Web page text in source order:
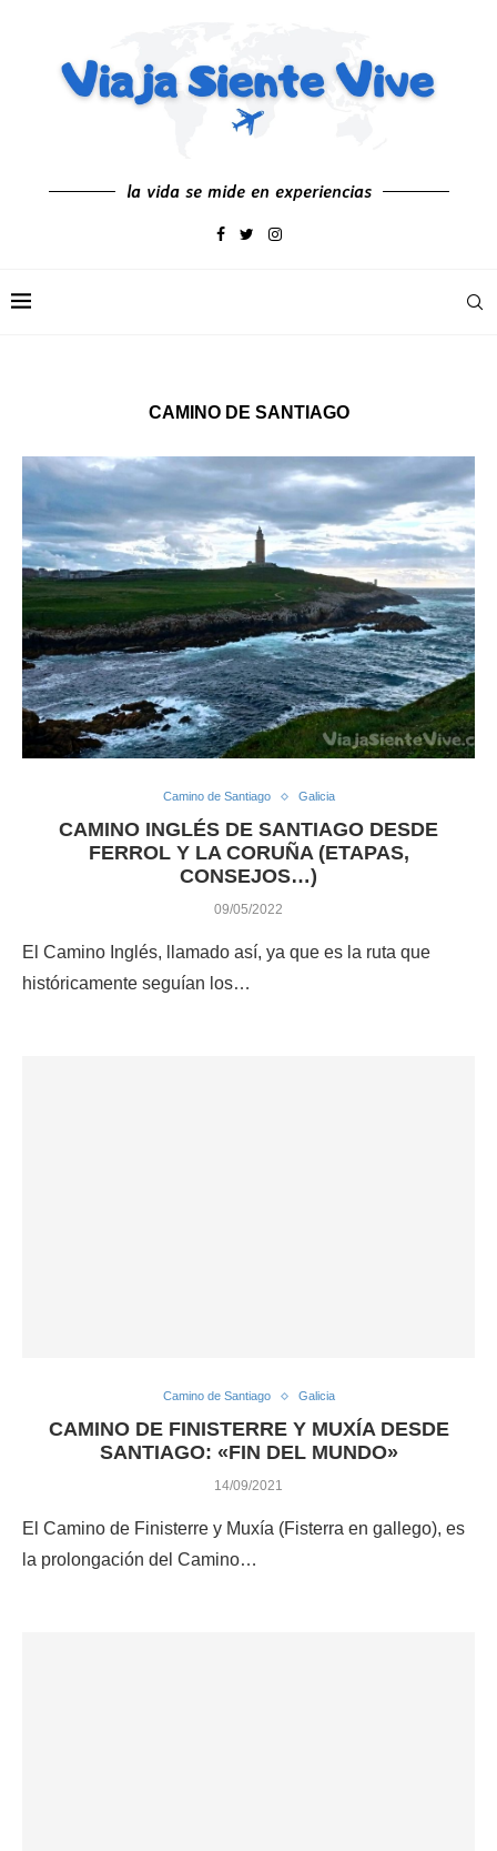
la vida se mide en experiencias
CAMINO DE SANTIAGO
Camino de Santiago Galicia
CAMINO INGLÉS DE SANTIAGO DESDE
FERROL Y LA CORUÑA (ETAPAS,
CONSEJOS…)
09/05/2022
El Camino Inglés, llamado así, ya que es la ruta que
históricamente seguían los…
Camino de Santiago Galicia
CAMINO DE FINISTERRE Y MUXÍA DESDE
SANTIAGO: «FIN DEL MUNDO»
14/09/2021
El Camino de Finisterre y Muxía (Fisterra en gallego), es
la prolongación del Camino…